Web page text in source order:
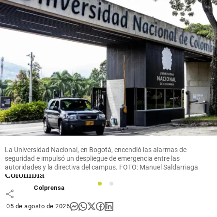
share
Economía
Anif
propone
ajuste
fiscal de
$53
billones
para
evitar una
crisis en
Colombia
share
La Universidad Nacional, en Bogotá, encendió las alarmas de
seguridad e impulsó un despliegue de emergencia entre las
autoridades y la directiva del campus. FOTO: Manuel Saldarriaga
1 2
Colprensa
05 de agosto de 2026